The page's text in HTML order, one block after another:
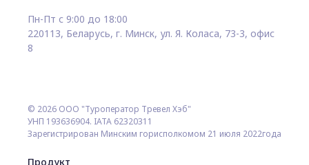
Пн-Пт с 9:00 до 18:00
220113, Беларусь, г. Минск, ул. Я. Коласа, 73-3, офис
8
© 2026 ООО "Туроператор Тревел Хэб"
УНП 193636904. IATA 62320311
Зарегистрирован Минским горисполкомом 21 июля 2022года
Продукт